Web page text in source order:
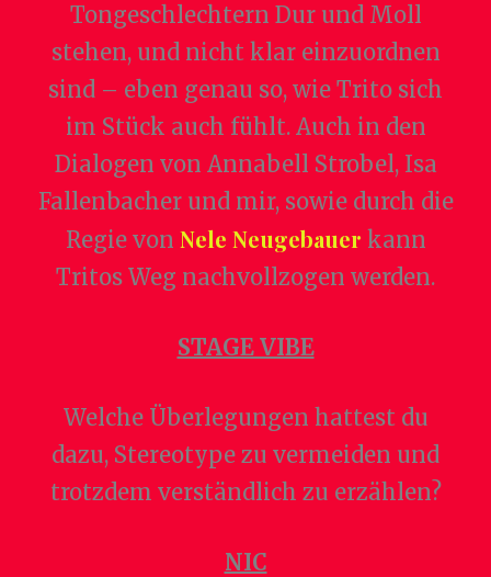
Tongeschlechtern Dur und Moll
stehen, und nicht klar einzuordnen
sind – eben genau so, wie Trito sich
im Stück auch fühlt. Auch in den
Dialogen von Annabell Strobel, Isa
Fallenbacher und mir, sowie durch die
Regie von Nele Neugebauer kann
Tritos Weg nachvollzogen werden.
STAGE VIBE
Welche Überlegungen hattest du
dazu, Stereotype zu vermeiden und
trotzdem verständlich zu erzählen?
NIC